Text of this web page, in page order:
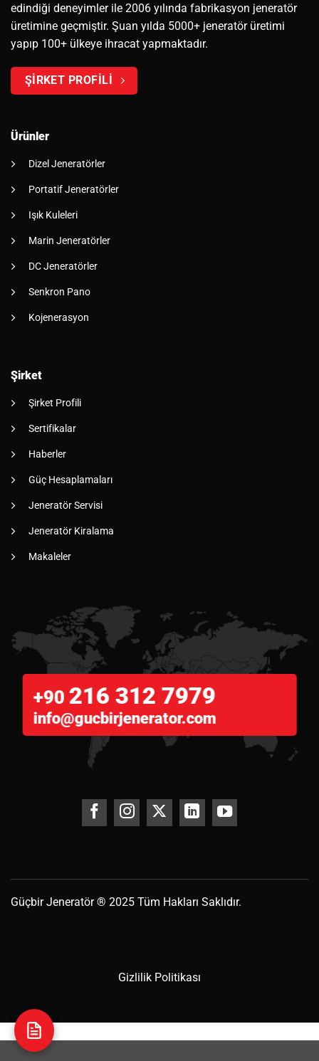
edindiği deneyimler ile 2006 yılında fabrikasyon jeneratör
üretimine geçmiştir. Şuan yılda 5000+ jeneratör üretimi
yapıp 100+ ülkeye ihracat yapmaktadır.
ŞİRKET PROFİLİ
Ürünler
Dizel Jeneratörler
Portatif Jeneratörler
Işık Kuleleri
Marin Jeneratörler
DC Jeneratörler
Senkron Pano
Kojenerasyon
Şirket
Şirket Profili
Sertifikalar
Haberler
Güç Hesaplamaları
Jeneratör Servisi
Jeneratör Kiralama
Makaleler
+90 216 312 7979
info@gucbirjenerator.com
GüçbirJeneratör® 2025 Tüm Hakları Saklıdır.
Gizlilik Politikası